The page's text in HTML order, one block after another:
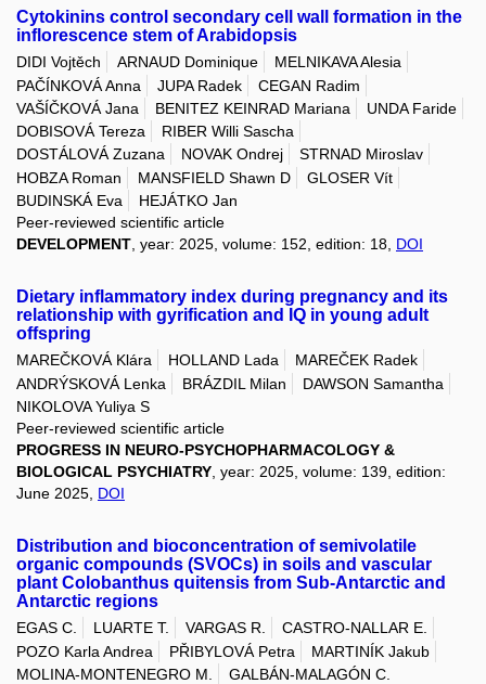
Cytokinins control secondary cell wall formation in the
inflorescence stem of Arabidopsis
DIDI Vojtěch ARNAUD Dominique
MELNIKAVA Alesia
PAČÍNKOVÁ Anna
JUPA Radek
CEGAN Radim
VAŠÍČKOVÁ Jana
BENITEZ KEINRAD Mariana
UNDA Faride
DOBISOVÁ Tereza
RIBER Willi Sascha
DOSTÁLOVÁ Zuzana
NOVAK Ondrej
STRNAD Miroslav
HOBZA Roman
MANSFIELD Shawn D
GLOSER Vít
BUDINSKÁ Eva
HEJÁTKO Jan
Peer-reviewed scientific article
DEVELOPMENT , year: 2025, volume: 152, edition: 18, DOI
Dietary inflammatory index during pregnancy and its
relationship with gyrification and IQ in young adult
offspring
MAREČKOVÁ Klára HOLLAND Lada
MAREČEK Radek
ANDRÝSKOVÁ Lenka
BRÁZDIL Milan
DAWSON Samantha
NIKOLOVA Yuliya S
Peer-reviewed scientific article
PROGRESS IN NEURO-PSYCHOPHARMACOLOGY &
BIOLOGICAL PSYCHIATRY , year: 2025, volume: 139, edition:
June 2025, DOI
Distribution and bioconcentration of semivolatile
organic compounds (SVOCs) in soils and vascular
plant Colobanthus quitensis from Sub-Antarctic and
Antarctic regions
EGAS C. LUARTE T. VARGAS R.
CASTRO-NALLAR E.
POZO Karla Andrea
PŘIBYLOVÁ Petra
MARTINÍK Jakub
MOLINA-MONTENEGRO M.
GALBÁN-MALAGÓN C.